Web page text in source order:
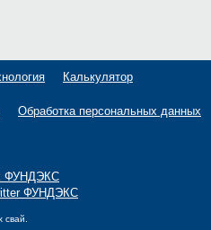
Калькулятор
Обработка персональных данных